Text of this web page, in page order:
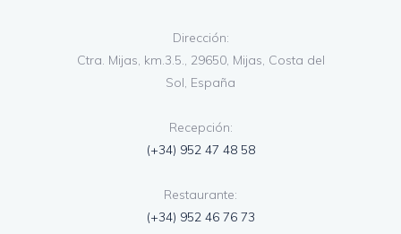
Dirección:
Ctra. Mijas, km.3.5., 29650, Mijas, Costa del
Sol, España
Recepción:
(+34) 952 47 48 58
Restaurante:
(+34) 952 46 76 73